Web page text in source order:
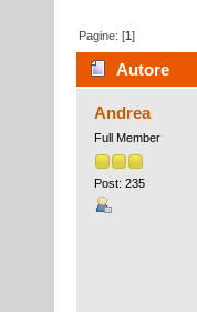
Pagine: [1]
Autore
Andrea
Full Member
Post: 235